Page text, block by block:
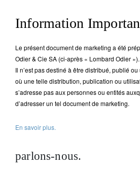
Information
Le présent document de marketing a été
Odier & Cie SA (ci-après « Lombard Odier »).
Il n’est pas destiné à être distribué, publié
où une telle distribution, publication ou
s’adresse pas aux personnes ou entités
d’adresser un tel document de marketing.
En savoir plus.
parlons-nous.